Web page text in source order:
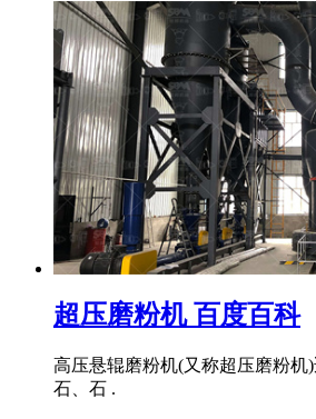
超压磨粉机 百度百科
高压悬辊磨粉机(又称超压磨粉
石、石 .